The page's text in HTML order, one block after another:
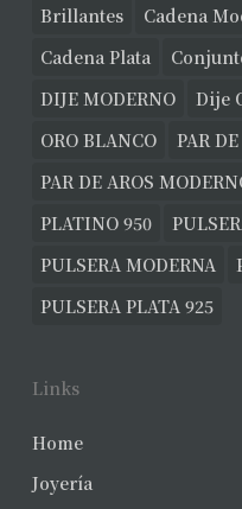
Brillantes
Cadena
Cadena Plata
DIJE MODERNO
Dije
ORO BLANCO
PAR
PAR DE AROS
PLATINO 950
PULSERA MODERNA
PULSERA PLATA 925
Links
Home
Joyería